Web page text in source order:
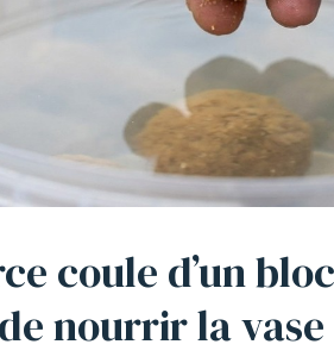
coule d’un
nourrir la vase